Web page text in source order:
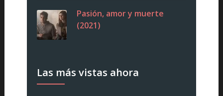
Pasión, amor y muerte
(2021)
Las más vistas ahora